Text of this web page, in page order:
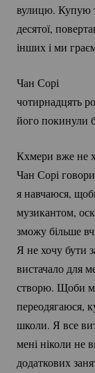
вулицю. Купую
десятої,
інших і ми
Чан Сорі
чотирнадцять
його покинули
Кхмери вже не
Чан Сорі
я навчаюся,
музикантом,
зможу більше
Я не хочу бути
вистачало для
створю. Щоби
переодягаюся,
школи. Я все
мені ніколи не
додаткових